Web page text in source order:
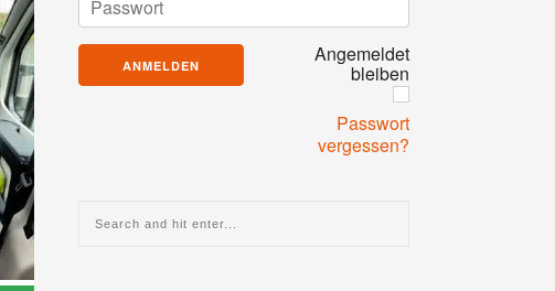
Angemeldet
bleiben
Passwort
vergessen?